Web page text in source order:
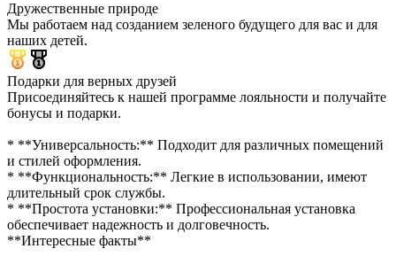
Дружественные природе
Мы работаем над созданием зеленого будущего для вас и для
наших детей.
Подарки для верных друзей
Присоединяйтесь к нашей программе лояльности и получайте
бонусы и подарки.
* **Универсальность:** Подходит для различных помещений
и стилей оформления.
* **Функциональность:** Легкие в использовании, имеют
длительный срок службы.
* **Простота установки:** Профессиональная установка
обеспечивает надежность и долговечность.
**Интересные факты**